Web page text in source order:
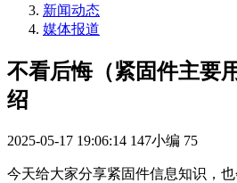
新闻动态
媒体报道
不看后悔（紧固件主要
绍
2025-05-17 19:06:14 147小编 75
今天给大家分享紧固件信息知识，